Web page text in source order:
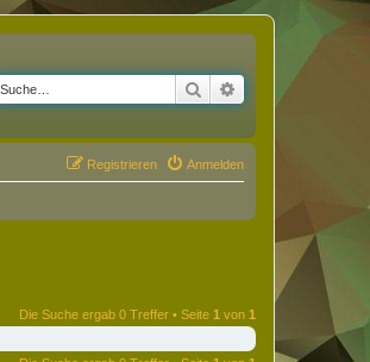
Suche Erweiterte Suche
Anmelden
Registrieren
Die Suche ergab 0 Treffer • Seite 1 von 1